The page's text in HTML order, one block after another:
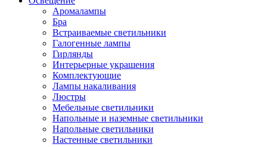
Аромалампы
Бра
Встраиваемые светильники
Галогенные лампы
Гирлянды
Интерьерные украшения
Комплектующие
Лампы накаливания
Люстры
Мебельные светильники
Напольные и наземные светильники
Напольные светильники
Настенные светильники